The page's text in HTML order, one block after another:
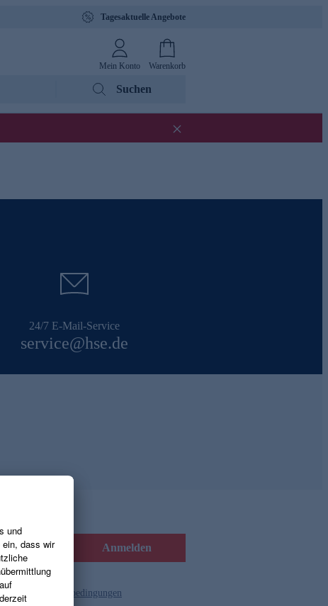
Tagesaktuelle Angebote
Mein Konto Warenkorb
Suchen
24/7 E-Mail-Service
service@hse.de
Anmelden
und die Gutscheinbedingungen